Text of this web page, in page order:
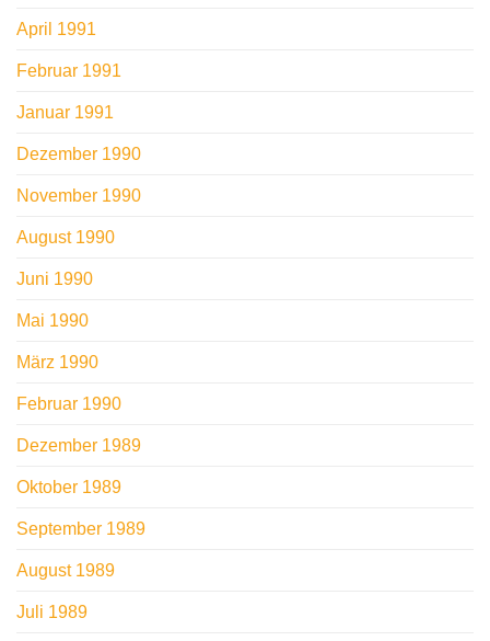
April 1991
Februar 1991
Januar 1991
Dezember 1990
November 1990
August 1990
Juni 1990
Mai 1990
März 1990
Februar 1990
Dezember 1989
Oktober 1989
September 1989
August 1989
Juli 1989